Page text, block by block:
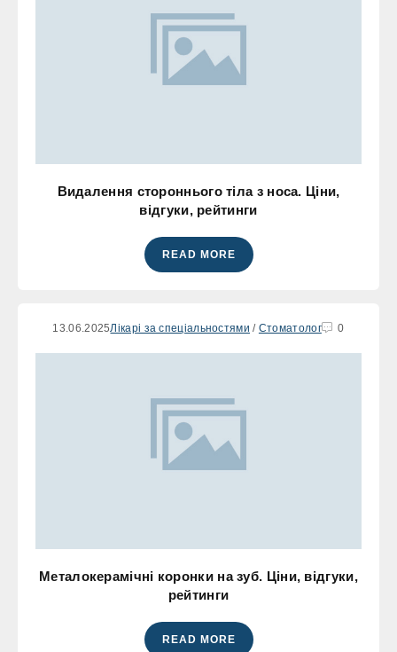
Видалення стороннього тіла з носа. Ціни,
відгуки, рейтинги
READ MORE
13.06.2025Лікарі за спеціальностями / Стоматолог 0
Металокерамічні коронки на зуб. Ціни, відгуки,
рейтинги
READ MORE